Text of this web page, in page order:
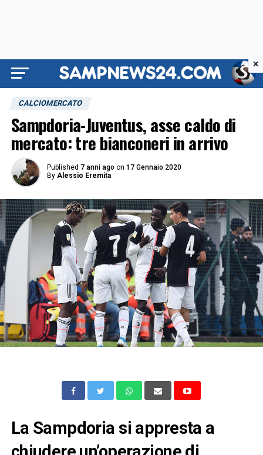
CALCIOMERCATO
Sampdoria-Juventus, asse caldo di
mercato: tre bianconeri in arrivo
Published 7 anni ago on 17 Gennaio 2020
By Alessio Eremita
La Sampdoria si appresta a
×